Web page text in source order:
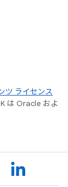
ツ ライセンス
は Oracle およ